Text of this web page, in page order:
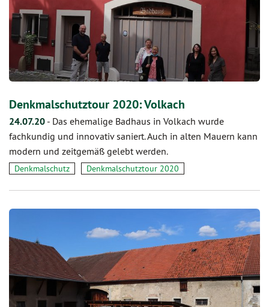
Denkmalschutztour 2020: Volkach
24.07.20 - Das ehemalige Badhaus in Volkach wurde
fachkundig und innovativ saniert. Auch in alten Mauern kann
modern und zeitgemäß gelebt werden.
Denkmalschutz Denkmalschutztour 2020